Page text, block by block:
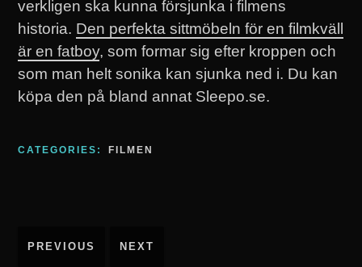
verkligen ska kunna försjunka i filmens
historia. Den perfekta sittmöbeln för en filmkväll
är en fatboy, som formar sig efter kroppen och
som man helt sonika kan sjunka ned i. Du kan
köpa den på bland annat Sleepo.se.
CATEGORIES: FILMEN
Inläggsnavigering
PREVIOUS NEXT